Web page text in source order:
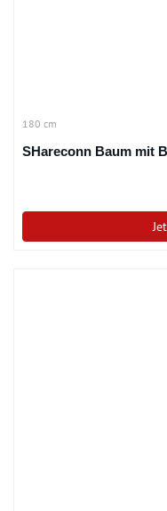
180 cm
SHareconn Baum mit